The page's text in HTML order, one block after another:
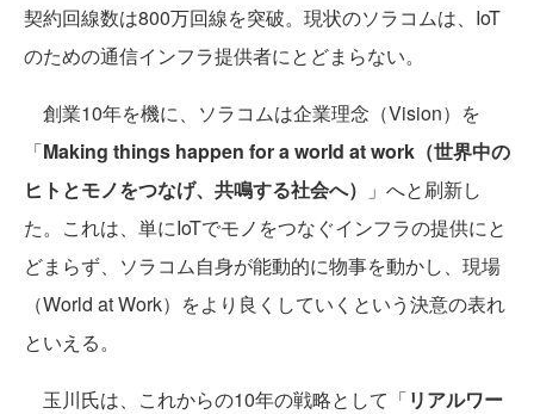
契約回線数は800万回線を突破。現状のソラコムは、IoT
のための通信インフラ提供者にとどまらない。
創業10年を機に、ソラコムは企業理念（Vision）を
「Making things happen for a world at work（世界中の
ヒトとモノをつなげ、共鳴する社会へ）
」へと刷新し
た。これは、単にIoTでモノをつなぐインフラの提供にと
どまらず、ソラコム自身が能動的に物事を動かし、現場
（World at Work）をより良くしていくという決意の表れ
といえる。
玉川氏は、これからの10年の戦略として「リアルワー